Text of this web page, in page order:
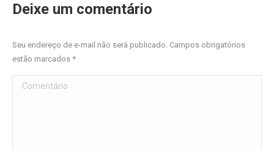
Deixe um comentário
Seu endereço de e-mail não será publicado. Campos obrigatórios
estão marcados *
Comentário